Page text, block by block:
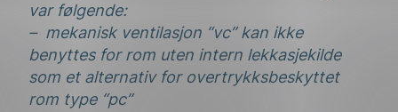
var følgende:
– mekanisk ventilasjon “vc” kan ikke
benyttes for rom uten intern lekkasjekilde
som et alternativ for overtrykksbeskyttet
rom type “pc”